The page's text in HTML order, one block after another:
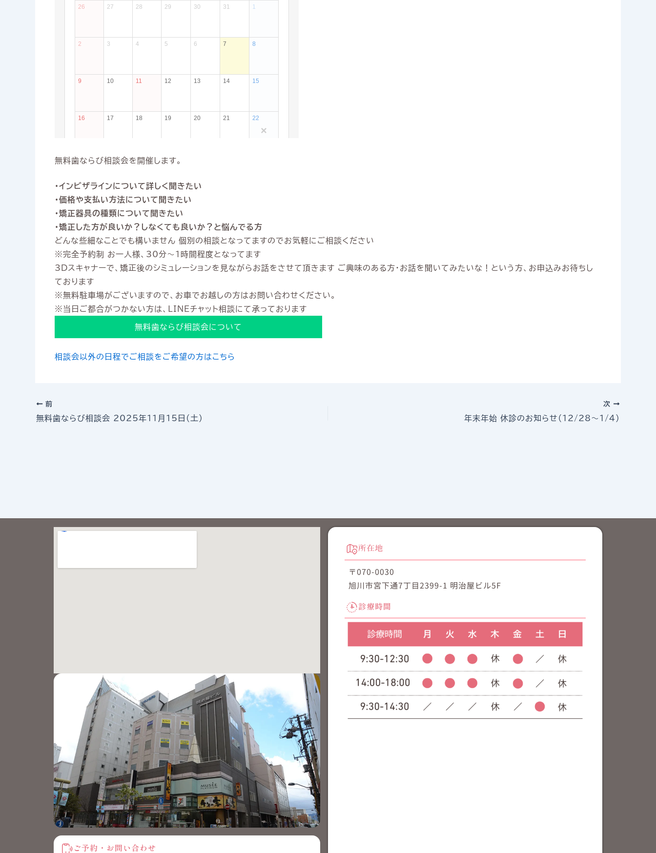
無料歯ならび相談会を開催します。
・インビザラインについて詳しく聞きたい
・価格や支払い方法について聞きたい
・矯正器具の種類について聞きたい
・矯正した方が良いか？しなくても良いか？と悩んでる方
どんな些細なことでも構いません 個別の相談となってますのでお気軽にご相談ください
※完全予約制 お一人様、30分〜1時間程度となってます
3Dスキャナーで、矯正後のシミュレーションを見ながらお話をさせて頂きます ご興味のある方・お話を聞いてみたいな！という方、お申込みお待ちし
ております
※無料駐車場がございますので、お車でお越しの方はお問い合わせください。
※当日ご都合がつかない方は、LINEチャット相談にて承っております
無料歯ならび相談会について
相談会以外の日程でご相談をご希望の方はこちら
前
無料歯ならび相談会 2025年11月15日(土)
次
年末年始 休診のお知らせ（12/28〜1/4）
ご予約・お問い合わせ
所在地
〒070-0030
旭川市宮下通7丁目2399-1 明治屋ビル5F
診療時間